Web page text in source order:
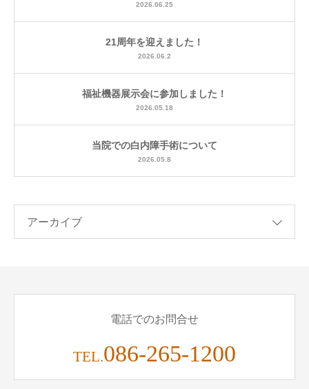
2026.06.25
21周年を迎えました！
2026.06.2
福祉機器展示会に参加しました！
2026.05.18
当院での白内障手術について
2026.05.8
アーカイブ
電話でのお問合せ
TEL.086-265-1200